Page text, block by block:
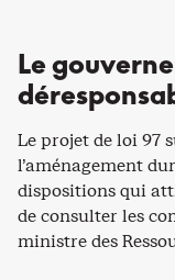
Le
Le projet de loi 97
l’aménagement
dispositions qui
de consulter les
ministre des